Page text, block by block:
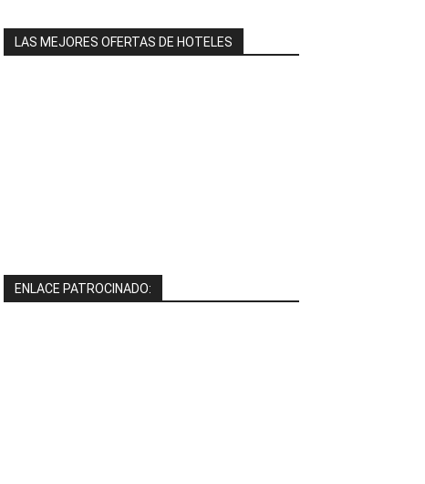
LAS MEJORES OFERTAS DE HOTELES
ENLACE PATROCINADO: